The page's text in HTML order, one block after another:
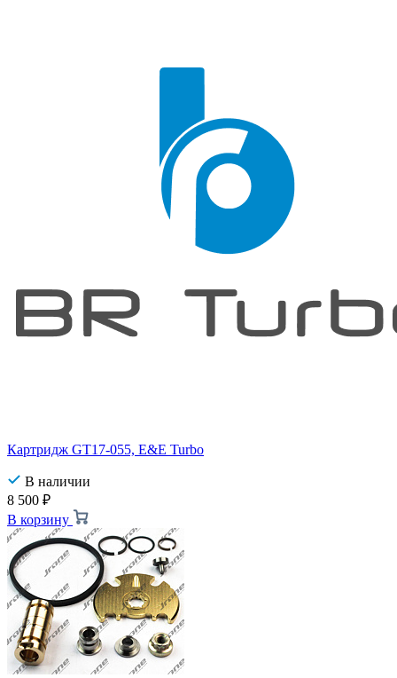
Картридж GT17-055, E&E Turbo
В наличии
8 500 ₽
В корзину